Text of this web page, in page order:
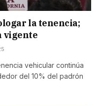
la tenencia;
vigente
vehicular continúa
del 10% del padrón